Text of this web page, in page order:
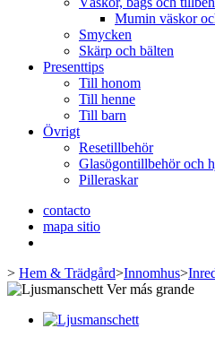
Mumin väskor
Smycken
Skärp och bälten
Presenttips
Till honom
Till henne
Till barn
Övrigt
Resetillbehör
Glasögontillbehör och
Pilleraskar
contacto
mapa sitio
> Hem & Trädgård>Innomhus>
Ver más grande